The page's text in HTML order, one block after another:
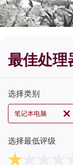
最佳处理
选择类别
笔记本电脑
选择最低评级